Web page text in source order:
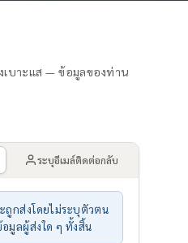
เบาะแส — ข้อมูลของท่าน
ระบุอีเมล์ติดต่อกลับ
ถูกส่งโดยไม่ระบุตัวตน
มูลผู้ส่งใด ๆ ทั้งสิ้น